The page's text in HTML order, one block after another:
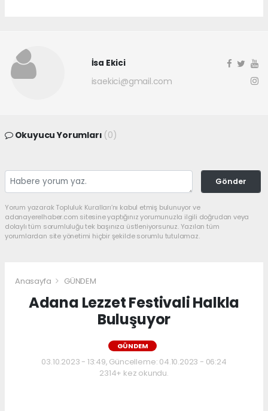
İsa Ekici
isaekici@gmail.com
Okuyucu Yorumları (0)
Gönder
Yorum yazarak Topluluk Kuralları’nı kabul etmiş bulunuyor ve
adanayerelhaber.com sitesine yaptığınız yorumunuzla ilgili doğrudan veya
dolaylı tüm sorumluluğu tek başınıza üstleniyorsunuz. Yazılan tüm
yorumlardan site yönetimi hiçbir şekilde sorumlu tutulamaz.
Anasayfa GÜNDEM
Adana Lezzet Festivali Halkla
Buluşuyor
GÜNDEM
03.10.2023 - 13:49, Güncelleme: 04.10.2023 - 06:24
2314+ kez okundu.